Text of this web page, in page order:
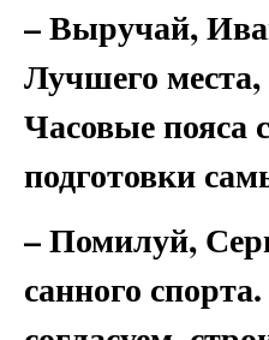
– Выручай,
Лучшего
Часовые пояса
подготовки
– Помилуй,
санного